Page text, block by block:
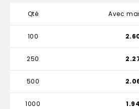
Qté Avec
100
250
500
1000